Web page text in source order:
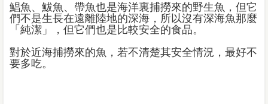
鯧魚、鮁魚、帶魚也是海洋裏捕撈來的野生魚，但它
們不是生長在遠離陸地的深海，所以沒有深海魚那麼
「純潔」，但它們也是比較安全的食品。
對於近海捕撈來的魚，若不清楚其安全情況，最好不
要多吃。